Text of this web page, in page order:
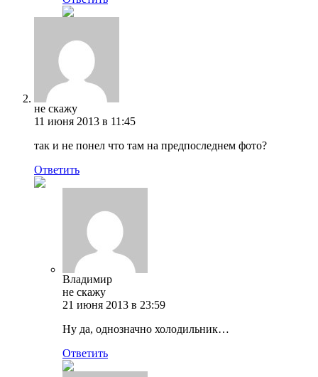
не скажу
11 июня 2013 в 11:45
так и не понел что там на предпоследнем фото?
Ответить
Владимир
не скажу
21 июня 2013 в 23:59
Ну да, однозначно холодильник…
Ответить